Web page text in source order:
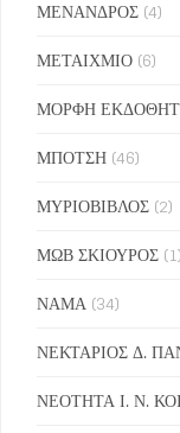
ΜΕΝΑΝΔΡΟΣ (4)
ΜΕΤΑΙΧΜΙΟ (6)
ΜΟΡΦΗ
ΜΠΟΤΣΗ (46)
ΜΥΡΙΟΒΙΒΛΟΣ (2)
ΜΩΒ ΣΚΙΟΥΡΟΣ (1)
ΝΑΜΑ (34)
ΝΕΚΤΑΡΙΟΣ Δ.
ΝΕΟΤΗΤΑ Ι. Ν.